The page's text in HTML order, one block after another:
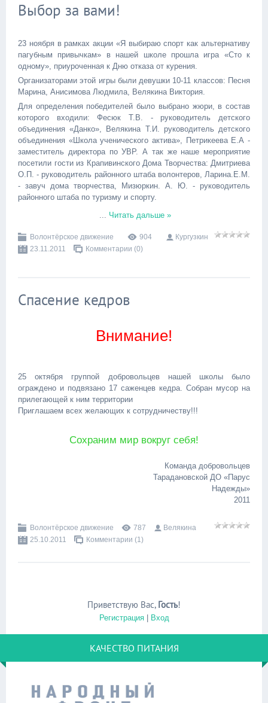
Выбор за вами!
23 ноября в рамках акции «Я выбираю спорт как альтернативу
пагубным привычкам» в нашей школе прошла игра «Сто к
одному», приуроченная к Дню отказа от курения.
Организаторами этой игры были девушки 10-11 классов: Песня
Марина, Анисимова Людмила, Велякина Виктория.
Для определения победителей было выбрано жюри, в состав
которого входили: Фесюк Т.В. - руководитель детского
объединения «Данко», Велякина Т.И. руководитель детского
объединения «Школа ученического актива», Петрикеева Е.А -
заместитель директора по УВР. А так же наше мероприятие
посетили гости из Крапивинского Дома Творчества: Дмитриева
О.П. - руководитель районного штаба волонтеров, Ларина.Е.М.
- завуч дома творчества, Мизюркин. А. Ю. - руководитель
районного штаба по туризму и спорту.
... Читать дальше »
Волонтёрское движение 904
Кургузкин
23.11.2011
Комментарии (0)
Спасение кедров
Внимание!
25 октября группой добровольцев нашей школы было
ограждено и подвязано 17 саженцев кедра. Собран мусор на
прилегающей к ним территории
Приглашаем всех желающих к сотрудничеству!!!
Сохраним мир вокруг себя!
Команда добровольцев
Тарадановской ДО «Парус
Надежды»
2011
Волонтёрское движение 787
Велякина
25.10.2011
Комментарии (1)
Приветствую Вас, Гость!
Регистрация| Вход
КАЧЕСТВО ПИТАНИЯ